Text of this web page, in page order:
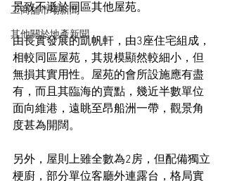
工商舖市場新聞
其他關於地產新聞
景致不遜於同區其他屋苑。
由長實發展的凱帆軒，由3座住宅組成，
相較同區屋苑，其規模顯然較細小，但
無損其實用性。屋苑的會所設施應有盡
有，而且其臨海的賣點，幾近半數單位
面向維港，遠眺至昂船洲一帶，觀景角
度甚為開闊。
另外，屋則上雖全數為2房，但配備獨立
梗廚，部分單位客廳外連露台，格局實